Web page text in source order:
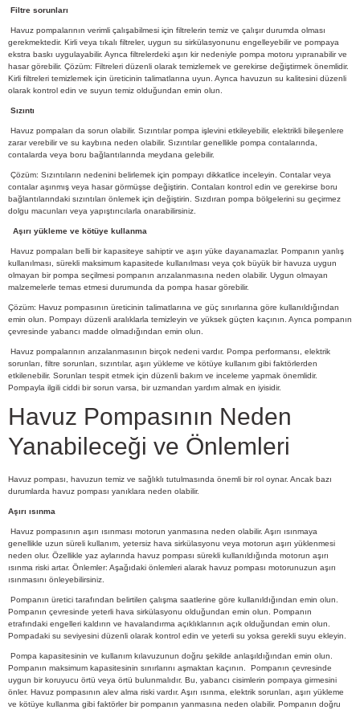
Filtre sorunları
Havuz pompalarının verimli çalışabilmesi için filtrelerin temiz ve çalışır durumda olması
gerekmektedir. Kirli veya tıkalı filtreler, uygun su sirkülasyonunu engelleyebilir ve pompaya
ekstra baskı uygulayabilir. Ayrıca filtrelerdeki aşırı kir nedeniyle pompa motoru yıpranabilir ve
hasar görebilir. Çözüm: Filtreleri düzenli olarak temizlemek ve gerekirse değiştirmek önemlidir.
Kirli filtreleri temizlemek için üreticinin talimatlarına uyun. Ayrıca havuzun su kalitesini düzenli
olarak kontrol edin ve suyun temiz olduğundan emin olun.
Sızıntı
Havuz pompaları da sorun olabilir. Sızıntılar pompa işlevini etkileyebilir, elektrikli bileşenlere
zarar verebilir ve su kaybına neden olabilir. Sızıntılar genellikle pompa contalarında,
contalarda veya boru bağlantılarında meydana gelebilir.
Çözüm: Sızıntıların nedenini belirlemek için pompayı dikkatlice inceleyin. Contalar veya
contalar aşınmış veya hasar görmüşse değiştirin. Contaları kontrol edin ve gerekirse boru
bağlantılarındaki sızıntıları önlemek için değiştirin. Sızdıran pompa bölgelerini su geçirmez
dolgu macunları veya yapıştırıcılarla onarabilirsiniz.
Aşırı yükleme ve kötüye kullanma
Havuz pompaları belli bir kapasiteye sahiptir ve aşırı yüke dayanamazlar. Pompanın yanlış
kullanılması, sürekli maksimum kapasitede kullanılması veya çok büyük bir havuza uygun
olmayan bir pompa seçilmesi pompanın arızalanmasına neden olabilir. Uygun olmayan
malzemelerle temas etmesi durumunda da pompa hasar görebilir.
Çözüm: Havuz pompasının üreticinin talimatlarına ve güç sınırlarına göre kullanıldığından
emin olun. Pompayı düzenli aralıklarla temizleyin ve yüksek güçten kaçının. Ayrıca pompanın
çevresinde yabancı madde olmadığından emin olun.
Havuz pompalarının arızalanmasının birçok nedeni vardır. Pompa performansı, elektrik
sorunları, filtre sorunları, sızıntılar, aşırı yükleme ve kötüye kullanım gibi faktörlerden
etkilenebilir. Sorunları tespit etmek için düzenli bakım ve inceleme yapmak önemlidir.
Pompayla ilgili ciddi bir sorun varsa, bir uzmandan yardım almak en iyisidir.
Havuz Pompasının Neden
Yanabileceği ve Önlemleri
Havuz pompası, havuzun temiz ve sağlıklı tutulmasında önemli bir rol oynar. Ancak bazı
durumlarda havuz pompası yanıklara neden olabilir.
Aşırı ısınma
Havuz pompasının aşırı ısınması motorun yanmasına neden olabilir. Aşırı ısınmaya
genellikle uzun süreli kullanım, yetersiz hava sirkülasyonu veya motorun aşırı yüklenmesi
neden olur. Özellikle yaz aylarında havuz pompası sürekli kullanıldığında motorun aşırı
ısınma riski artar. Önlemler: Aşağıdaki önlemleri alarak havuz pompası motorunuzun aşırı
ısınmasını önleyebilirsiniz.
Pompanın üretici tarafından belirtilen çalışma saatlerine göre kullanıldığından emin olun.
Pompanın çevresinde yeterli hava sirkülasyonu olduğundan emin olun. Pompanın
etrafındaki engelleri kaldırın ve havalandırma açıklıklarının açık olduğundan emin olun.
Pompadaki su seviyesini düzenli olarak kontrol edin ve yeterli su yoksa gerekli suyu ekleyin.
Pompa kapasitesinin ve kullanım kılavuzunun doğru şekilde anlaşıldığından emin olun.
Pompanın maksimum kapasitesinin sınırlarını aşmaktan kaçının.
Pompanın çevresinde
uygun bir koruyucu örtü veya örtü bulunmalıdır. Bu, yabancı cisimlerin pompaya girmesini
önler. Havuz pompasının alev alma riski vardır. Aşırı ısınma, elektrik sorunları, aşırı yükleme
ve kötüye kullanma gibi faktörler bir pompanın yanmasına neden olabilir. Pompanın doğru